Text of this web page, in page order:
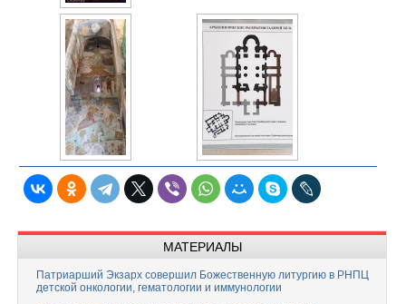
МАТЕРИАЛЫ
Патриарший Экзарх совершил Божественную литургию в РНПЦ
детской онкологии, гематологии и иммунологии